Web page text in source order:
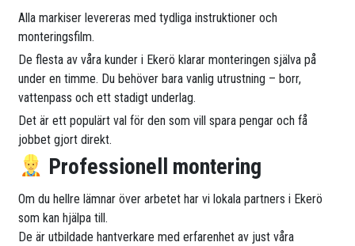
Alla markiser levereras med tydliga instruktioner och
monteringsfilm.
De flesta av våra kunder i Ekerö klarar monteringen själva på
under en timme. Du behöver bara vanlig utrustning – borr,
vattenpass och ett stadigt underlag.
Det är ett populärt val för den som vill spara pengar och få
jobbet gjort direkt.
Professionell montering
Om du hellre lämnar över arbetet har vi lokala partners i Ekerö
som kan hjälpa till.
De är utbildade hantverkare med erfarenhet av just våra